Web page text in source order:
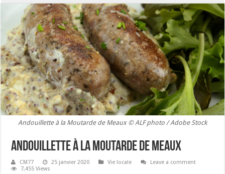
Andouillette à la Moutarde de Meaux © ALF photo / Adobe Stock
Andouillette à la moutarde de Meaux
CM77 25 janvier 2020 Vie locale
Leave a comment
7,455 Views